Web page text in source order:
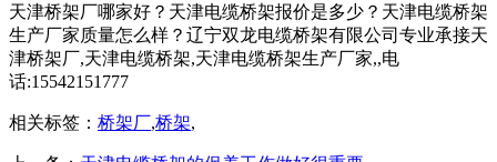
天津桥架厂哪家好？天津电缆桥架报价是多少？天津电缆桥架
生产厂家质量怎么样？辽宁双龙电缆桥架有限公司专业承接天
津桥架厂,天津电缆桥架,天津电缆桥架生产厂家,,电
话:15542151777
相关标签： 桥架厂,桥架,